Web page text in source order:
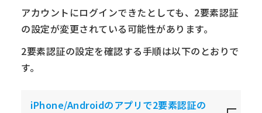
アカウントにログインできたとしても、2要素認証
の設定が変更されている可能性があります。
2要素認証の設定を確認する手順は以下のとおりで
す。
iPhone/Androidのアプリで2要素認証の